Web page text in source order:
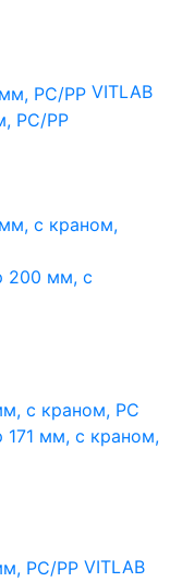
VITLAB
PC/PP
200 мм, с
171 мм, с краном,
VITLAB